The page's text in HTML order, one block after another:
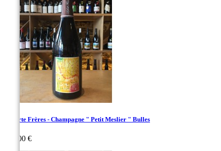
Laherte Frères - Champagne " Petit Meslier " Bulles
112,00 €